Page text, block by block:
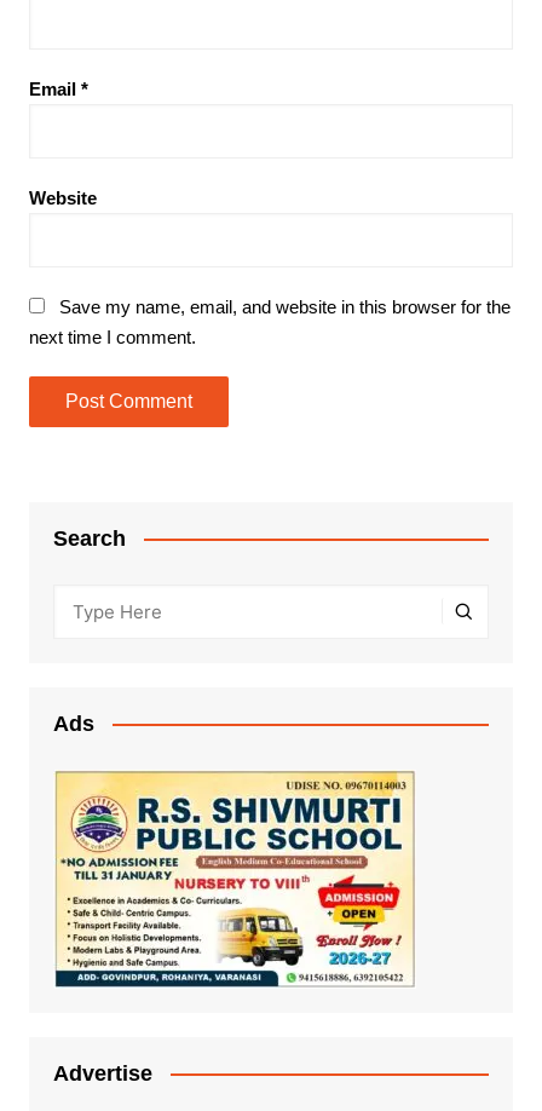
Email *
Website
Save my name, email, and website in this browser for the
next time I comment.
Search
Ads
Advertise